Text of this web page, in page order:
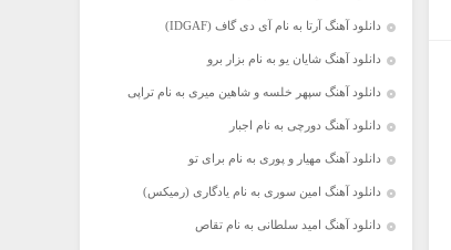
دانلود آهنگ آرتا به نام آی دی گاف (IDGAF)
دانلود آهنگ شایان یو به نام بزار برو
دانلود آهنگ سپهر خلسه و شاهین میری به نام تراپی
دانلود آهنگ دورچی به نام اجبار
دانلود آهنگ مهیار و پوری به نام برای تو
دانلود آهنگ امین سوری به نام یادگاری (رمیکس)
دانلود آهنگ امید سلطانی به نام تقاص